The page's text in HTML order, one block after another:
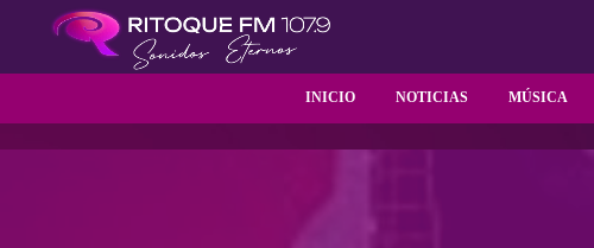
INICIO NOTICIAS MÚSICA